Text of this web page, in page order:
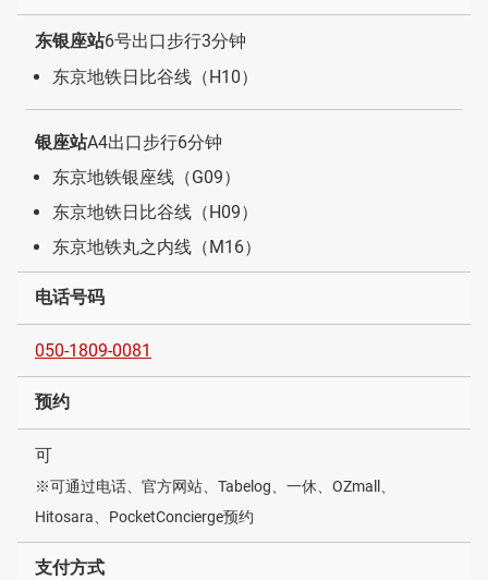
东银座站6号出口步行3分钟
东京地铁日比谷线（H10）
银座站A4出口步行6分钟
东京地铁银座线（G09）
东京地铁日比谷线（H09）
东京地铁丸之内线（M16）
电话号码
050-1809-0081
预约
可
※可通过电话、官方网站、Tabelog、一休、OZmall、
Hitosara、PocketConcierge预约
支付方式